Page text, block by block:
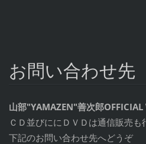
お問い合わせ先
山部"YAMAZEN"善次郎
ＣＤ並びににＤＶＤは通信販売も
下記のお問い合わせ先へどうぞ